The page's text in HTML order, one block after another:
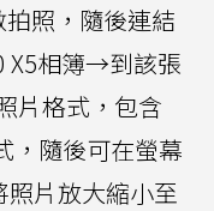
照，隨後連結
X5相簿→到該張
片格式，包含
，隨後可在螢幕
片放大縮小至